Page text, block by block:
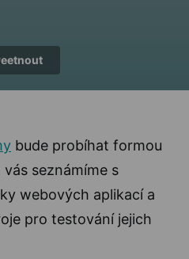
bude probíhat formou
seznámíme s
webových aplikací a
pro testování jejich